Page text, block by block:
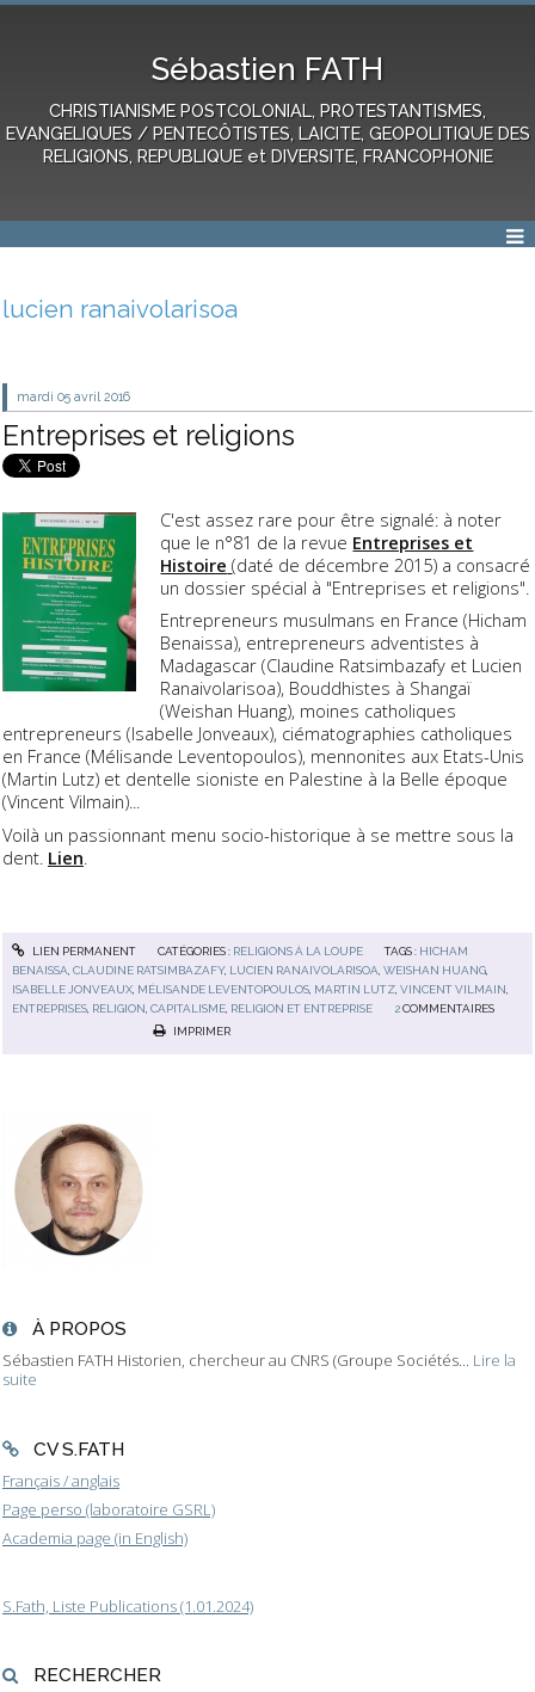
Sébastien FATH
CHRISTIANISME POSTCOLONIAL, PROTESTANTISMES,
EVANGELIQUES / PENTECÔTISTES, LAICITE, GEOPOLITIQUE DES
RELIGIONS, REPUBLIQUE et DIVERSITE, FRANCOPHONIE
À PROPOS
Sébastien FATH Historien, chercheur au CNRS (Groupe Sociétés... Lire la
suite
CV S.FATH
Français / anglais
Page perso (laboratoire GSRL)
Academia page (in English)
S.Fath, Liste Publications (1.01.2024)
RECHERCHER
lucien ranaivolarisoa
mardi 05 avril 2016
Entreprises et religions
C'est assez rare pour être signalé: à noter
que le n°81 de la revue Entreprises et
Histoire (daté de décembre 2015) a consacré
un dossier spécial à "Entreprises et religions".
Entrepreneurs musulmans en France (Hicham
Benaissa), entrepreneurs adventistes à
Madagascar (Claudine Ratsimbazafy et Lucien
Ranaivolarisoa), Bouddhistes à Shangaï
(Weishan Huang), moines catholiques
entrepreneurs (Isabelle Jonveaux), ciématographies catholiques
en France (Mélisande Leventopoulos), mennonites aux Etats-Unis
(Martin Lutz) et dentelle sioniste en Palestine à la Belle époque
(Vincent Vilmain)...
Voilà un passionnant menu socio-historique à se mettre sous la
dent. Lien
LIEN PERMANENT CATÉGORIES : RELIGIONS À LA LOUPE TAGS : HICHAM
BENAISSA ,CLAUDINE RATSIMBAZAFY, LUCIEN RANAIVOLARISOA ,WEISHAN HUANG
ISABELLE JONVEAUX MÉLISANDE LEVENTOPOULOS MARTIN LUTZ ,VINCENT VILMAIN
ENTREPRISES RELIGION ,CAPITALISME RELIGION ET ENTREPRISE 2 COMMENTAIRES
IMPRIMER